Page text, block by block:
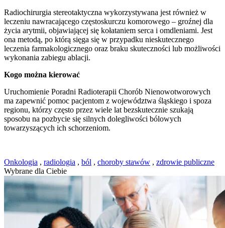
Radiochirurgia stereotaktyczna wykorzystywana jest również w
leczeniu nawracającego częstoskurczu komorowego – groźnej dla
życia arytmii, objawiającej się kołataniem serca i omdleniami. Jest
ona metodą, po którą sięga się w przypadku nieskutecznego
leczenia farmakologicznego oraz braku skuteczności lub możliwości
wykonania zabiegu ablacji.
Kogo można kierować
Uruchomienie Poradni Radioterapii Chorób Nienowotworowych
ma zapewnić pomoc pacjentom z województwa śląskiego i spoza
regionu, którzy często przez wiele lat bezskutecznie szukają
sposobu na pozbycie się silnych dolegliwości bólowych
towarzyszących ich schorzeniom.
Onkologia , radiologia , ból , choroby stawów , zdrowie publiczne
Wybrane dla Ciebie